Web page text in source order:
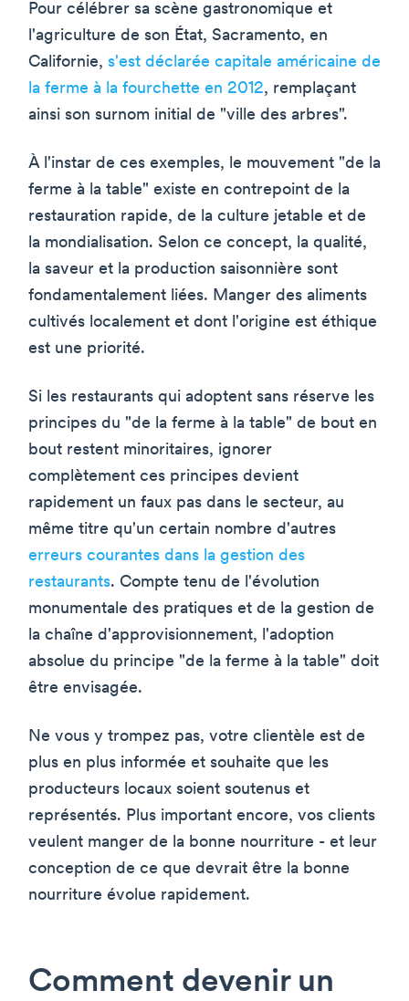
Pour célébrer sa scène gastronomique et
l'agriculture de son État, Sacramento, en
Californie, s'est déclarée capitale américaine de
la ferme à la fourchette en 2012, remplaçant
ainsi son surnom initial de "ville des arbres".
À l'instar de ces exemples, le mouvement "de la
ferme à la table" existe en contrepoint de la
restauration rapide, de la culture jetable et de
la mondialisation. Selon ce concept, la qualité,
la saveur et la production saisonnière sont
fondamentalement liées. Manger des aliments
cultivés localement et dont l'origine est éthique
est une priorité.
Si les restaurants qui adoptent sans réserve les
principes du "de la ferme à la table" de bout en
bout restent minoritaires, ignorer
complètement ces principes devient
rapidement un faux pas dans le secteur, au
même titre qu'un certain nombre d'autres
erreurs courantes dans la gestion des
restaurants. Compte tenu de l'évolution
monumentale des pratiques et de la gestion de
la chaîne d'approvisionnement, l'adoption
absolue du principe "de la ferme à la table" doit
être envisagée.
Ne vous y trompez pas, votre clientèle est de
plus en plus informée et souhaite que les
producteurs locaux soient soutenus et
représentés. Plus important encore, vos clients
veulent manger de la bonne nourriture - et leur
conception de ce que devrait être la bonne
nourriture évolue rapidement.
Comment devenir un